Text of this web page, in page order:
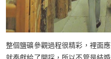
整個鹽礦參觀過程很精彩，裡面